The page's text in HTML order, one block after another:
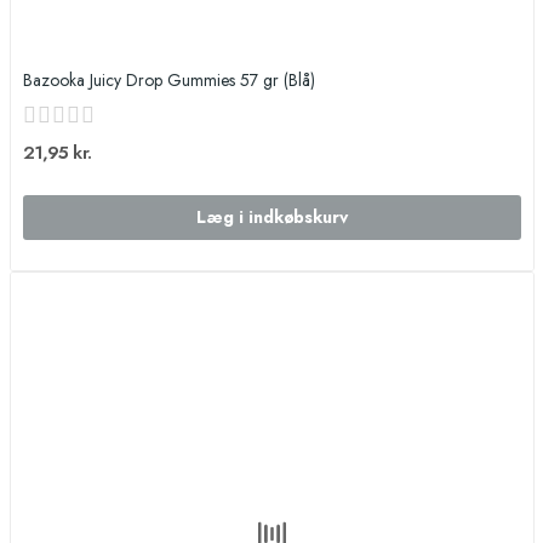
Bazooka Juicy Drop Gummies 57 gr (Blå)
21,95 kr.
Læg i indkøbskurv